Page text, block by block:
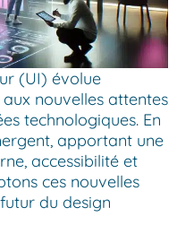
(UI) évolue
nouvelles attentes
technologiques. En
apportant une
accessibilité et
ces nouvelles
du design